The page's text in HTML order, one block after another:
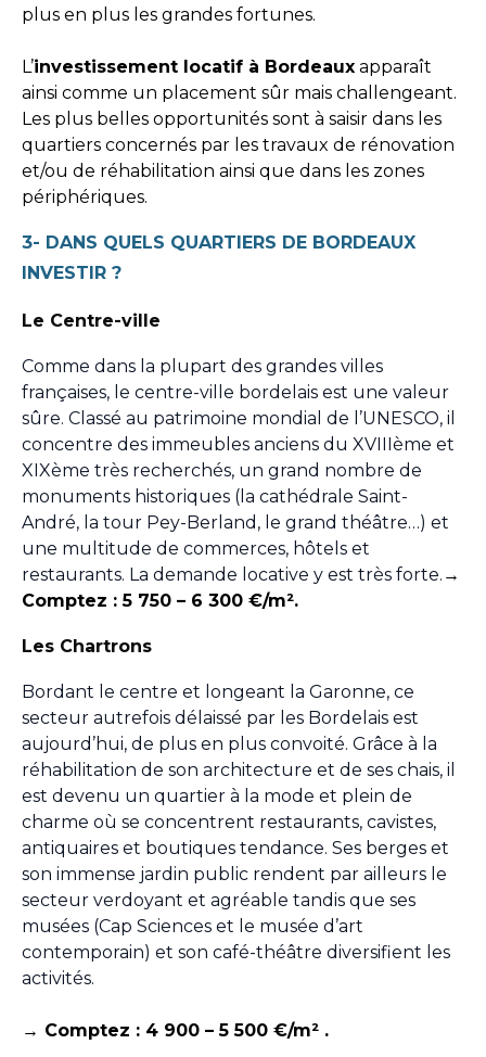
plus en plus les grandes fortunes.
L’investissement locatif à Bordeaux apparaît
ainsi comme un placement sûr mais challengeant.
Les plus belles opportunités sont à saisir dans les
quartiers concernés par les travaux de rénovation
et/ou de réhabilitation ainsi que dans les zones
périphériques.
3- DANS QUELS QUARTIERS DE BORDEAUX
INVESTIR ?
Le Centre-ville
Comme dans la plupart des grandes villes
françaises, le centre-ville bordelais est une valeur
sûre. Classé au patrimoine mondial de l’UNESCO, il
concentre des immeubles anciens du XVIIIème et
XIXème très recherchés, un grand nombre de
monuments historiques (la cathédrale Saint-
André, la tour Pey-Berland, le grand théâtre…) et
une multitude de commerces, hôtels et
restaurants. La demande locative y est très forte. →
Comptez : 5 750 – 6 300 €/m².
Les Chartrons
Bordant le centre et longeant la Garonne, ce
secteur autrefois délaissé par les Bordelais est
aujourd’hui, de plus en plus convoité. Grâce à la
réhabilitation de son architecture et de ses chais, il
est devenu un quartier à la mode et plein de
charme où se concentrent restaurants, cavistes,
antiquaires et boutiques tendance. Ses berges et
son immense jardin public rendent par ailleurs le
secteur verdoyant et agréable tandis que ses
musées (Cap Sciences et le musée d’art
contemporain) et son café-théâtre diversifient les
activités.
→ Comptez : 4 900 – 5 500 €/m² .